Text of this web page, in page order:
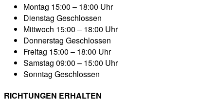
Montag 15:00 – 18:00 Uhr
Dienstag Geschlossen
Mittwoch 15:00 – 18:00 Uhr
Donnerstag Geschlossen
Freitag 15:00 – 18:00 Uhr
Samstag 09:00 – 15:00 Uhr
Sonntag Geschlossen
RICHTUNGEN ERHALTEN